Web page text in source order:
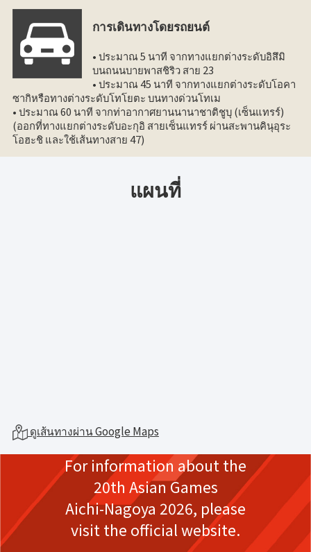
การเดินทางโดยรถยนต์
• ประมาณ 5 นาที จากทางแยกต่างระดับอิสึมิ
บนถนนบายพาสชิริว สาย 23
• ประมาณ 45 นาที จากทางแยกต่างระดับโอคา
ซากิหรือทางต่างระดับโทโยตะ บนทางด่วนโทเม
• ประมาณ 60 นาที จากท่าอากาศยานนานาชาติชูบุ (เซ็นแทรร์)
(ออกที่ทางแยกต่างระดับอะกุอิ สายเซ็นแทรร์ ผ่านสะพานคินุอุระ
โอฮะชิ และใช้เส้นทางสาย 47)
แผนที่
ดูเส้นทางผ่าน Google Maps
For information about the
20th Asian Games
Aichi-Nagoya 2026, please
visit the official website.